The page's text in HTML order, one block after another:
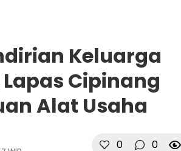
Keluarga
Cipinang
Alat Usaha
0 0